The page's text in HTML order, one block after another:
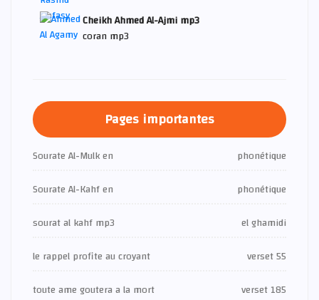
Cheikh Ahmed Al-Ajmi mp3
coran mp3
Pages importantes
Sourate Al-Mulk en
phonétique
Sourate Al-Kahf en
phonétique
sourat al kahf mp3
el ghamidi
le rappel profite au croyant
verset 55
toute ame goutera a la mort
verset 185